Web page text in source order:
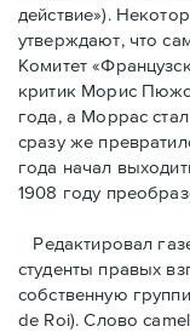
действие»).
утверждают, что
Комитет
критик Морис
года, а Моррас
сразу же
года начал
1908 году
Редактировал
студенты правых
собственную
de Roi). Слово